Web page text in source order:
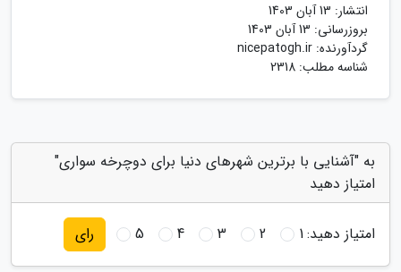
انتشار: 13 آبان 1403
بروزرسانی: 13 آبان 1403
گردآورنده: nicepatogh.ir
شناسه مطلب: 2318
به "آشنایی با برترین شهرهای دنیا برای دوچرخه سواری"
امتیاز دهید
امتیاز دهید:1
2
3
4
5 رای